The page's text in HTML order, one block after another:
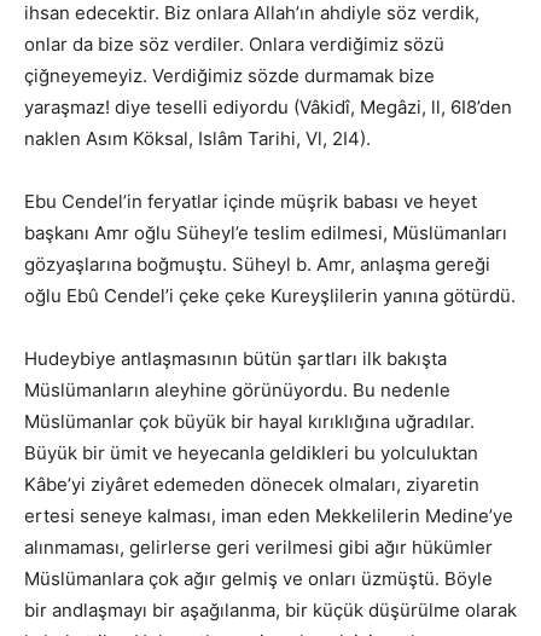
ihsan edecektir. Biz onlara Allah’ın ahdiyle söz verdik,
onlar da bize söz verdiler. Onlara verdiğimiz sözü
çiğneyemeyiz. Verdiğimiz sözde durmamak bize
yaraşmaz! diye teselli ediyordu (Vâkidî, Megâzi, ll, 6I8’den
naklen Asım Köksal, Islâm Tarihi, Vl, 2I4).
Ebu Cendel’in feryatlar içinde müşrik babası ve heyet
başkanı Amr oğlu Süheyl’e teslim edilmesi, Müslümanları
gözyaşlarına boğmuştu. Süheyl b. Amr, anlaşma gereği
oğlu Ebû Cendel’i çeke çeke Kureyşlilerin yanına götürdü.
Hudeybiye antlaşmasının bütün şartları ilk bakışta
Müslümanların aleyhine görünüyordu. Bu nedenle
Müslümanlar çok büyük bir hayal kırıklığına uğradılar.
Büyük bir ümit ve heyecanla geldikleri bu yolculuktan
Kâbe’yi ziyâret edemeden dönecek olmaları, ziyaretin
ertesi seneye kalması, iman eden Mekkelilerin Medine’ye
alınmaması, gelirlerse geri verilmesi gibi ağır hükümler
Müslümanlara çok ağır gelmiş ve onları üzmüştü. Böyle
bir andlaşmayı bir aşağılanma, bir küçük düşürülme olarak